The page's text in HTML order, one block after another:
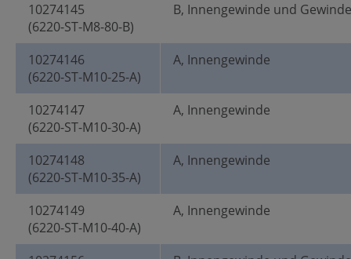
10274145
(6220-ST-M8-80-B)
B, Innengewinde und
10274146
(6220-ST-M10-25-A)
A, Innengewinde
10274147
(6220-ST-M10-30-A)
A, Innengewinde
10274148
(6220-ST-M10-35-A)
A, Innengewinde
10274149
(6220-ST-M10-40-A)
A, Innengewinde